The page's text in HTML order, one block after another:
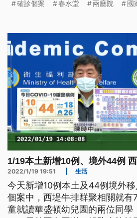
國小孫子同住，校方今日都擴大
確診個案 春水堂 兩廳院 國
1/19本土新增10例、境外44例
2022/1/19 19:51 生活
今天新增10例本土及44例境外
個案中，西堤牛排群聚相關就有
童就讀華盛頓幼兒園的兩位同學